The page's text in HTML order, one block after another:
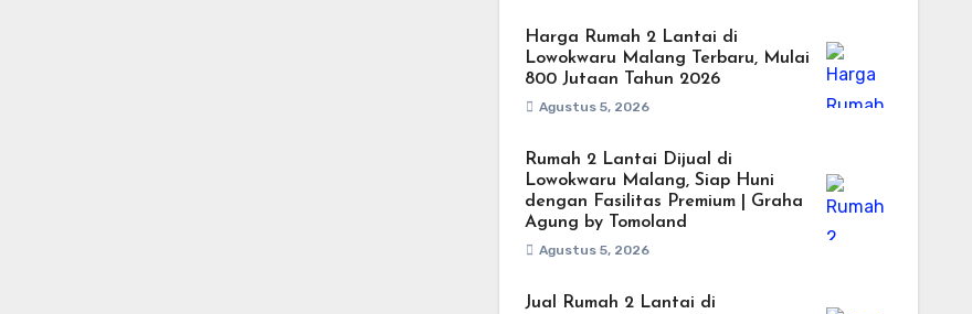
Harga Rumah 2 Lantai di
Lowokwaru Malang Terbaru, Mulai
800 Jutaan Tahun 2026
Agustus 5, 2026
Rumah 2 Lantai Dijual di
Lowokwaru Malang, Siap Huni
dengan Fasilitas Premium | Graha
Agung by Tomoland
Agustus 5, 2026
Jual Rumah 2 Lantai di